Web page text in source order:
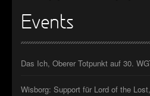
Events
Das Ich, Oberer Totpunkt auf 30.
Wisborg: Support für Lord of the